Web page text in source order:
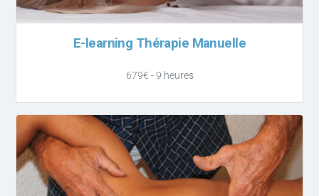
E-learning Thérapie Manuelle
679€ - 9 heures